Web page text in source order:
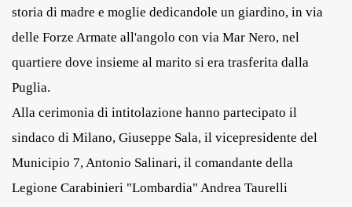
storia di madre e moglie dedicandole un giardino, in via
delle Forze Armate all'angolo con via Mar Nero, nel
quartiere dove insieme al marito si era trasferita dalla
Puglia.
Alla cerimonia di intitolazione hanno partecipato il
sindaco di Milano, Giuseppe Sala, il vicepresidente del
Municipio 7, Antonio Salinari, il comandante della
Legione Carabinieri "Lombardia" Andrea Taurelli